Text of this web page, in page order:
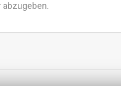
abzugeben.